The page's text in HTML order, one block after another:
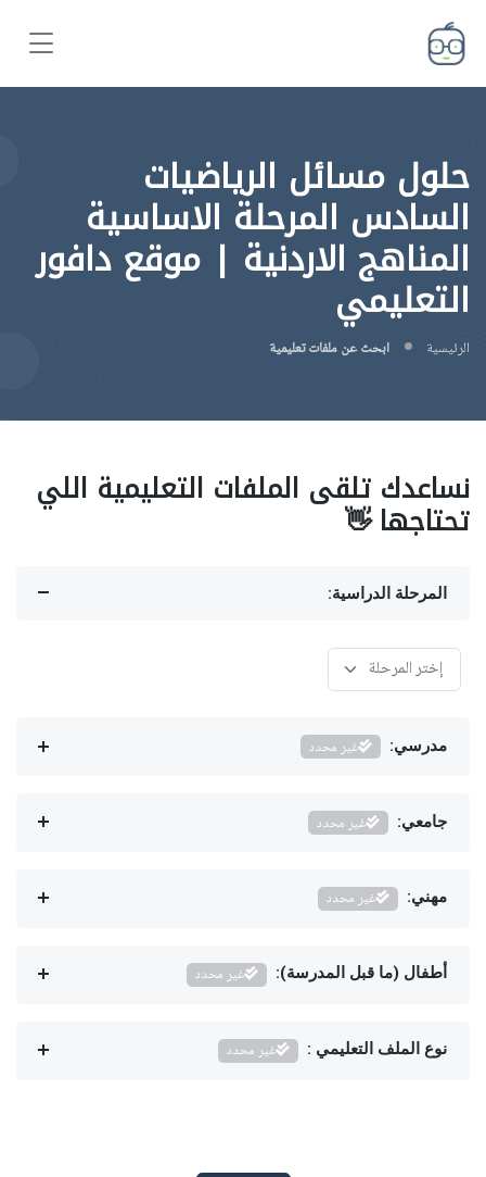
حلول مسائل الرياضيات
السادس المرحلة الاساسية
المناهج الاردنية | موقع دافور
التعليمي
الرئيسية ابحث عن ملفات تعليمية
نساعدك تلقى الملفات التعليمية اللي
تحتاجها 👋
المرحلة الدراسية:
مدرسي: غير محدد
جامعي: غير محدد
مهني: غير محدد
أطفال (ما قبل المدرسة): غير محدد
نوع الملف التعليمي : غير محدد